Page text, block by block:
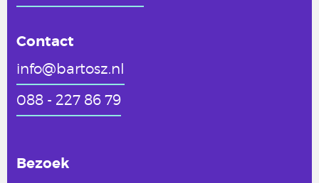
Contact
info@bartosz.nl
088 - 227 86 79
Bezoek